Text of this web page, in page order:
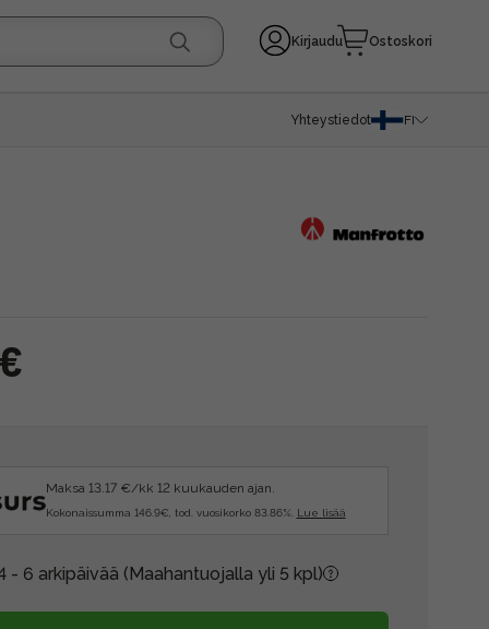
Kirjaudu Ostoskori
Yhteystiedot FI
Maksa 13.17 €/kk 12 kuukauden ajan.
Kokonaissumma 146.9€, tod. vuosikorko 83.86%. Lue lisää
- 6 arkipäivää (Maahantuojalla yli 5 kpl)